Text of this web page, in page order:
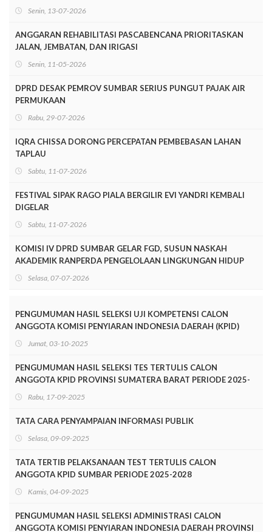
Senin, 13-07-2026
ANGGARAN REHABILITASI PASCABENCANA PRIORITASKAN
JALAN, JEMBATAN, DAN IRIGASI
Senin, 11-05-2026
DPRD DESAK PEMROV SUMBAR SERIUS PUNGUT PAJAK AIR
PERMUKAAN
Rabu, 29-07-2026
IQRA CHISSA DORONG PERCEPATAN PEMBEBASAN LAHAN
TAPLAU
Sabtu, 11-07-2026
FESTIVAL SIPAK RAGO PIALA BERGILIR EVI YANDRI KEMBALI
DIGELAR
Sabtu, 11-07-2026
KOMISI IV DPRD SUMBAR GELAR FGD, SUSUN NASKAH
AKADEMIK RANPERDA PENGELOLAAN LINGKUNGAN HIDUP
Selasa, 07-07-2026
PENGUMUMAN HASIL SELEKSI UJI KOMPETENSI CALON
ANGGOTA KOMISI PENYIARAN INDONESIA DAERAH (KPID)
PROVINSI SUMATERA BARAT PERIODE 2025-2028
Jumat, 03-10-2025
PENGUMUMAN HASIL SELEKSI TES TERTULIS CALON
ANGGOTA KPID PROVINSI SUMATERA BARAT PERIODE 2025-
2028
Rabu, 17-09-2025
TATA CARA PENYAMPAIAN INFORMASI PUBLIK
Selasa, 09-09-2025
TATA TERTIB PELAKSANAAN TEST TERTULIS CALON
ANGGOTA KPID SUMBAR PERIODE 2025-2028
Kamis, 04-09-2025
PENGUMUMAN HASIL SELEKSI ADMINISTRASI CALON
ANGGOTA KOMISI PENYIARAN INDONESIA DAERAH PROVINSI